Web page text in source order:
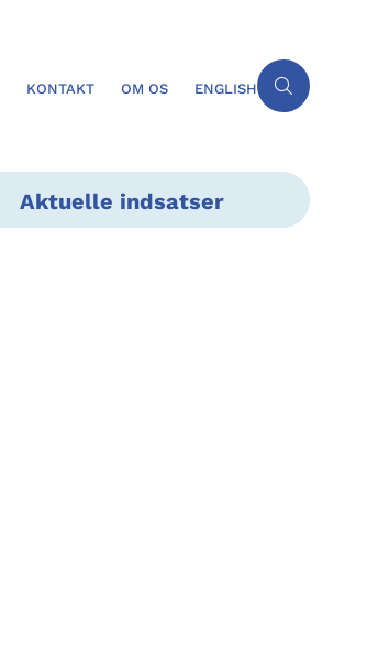
KONTAKT OM OS ENGLISH
Aktuelle indsatser